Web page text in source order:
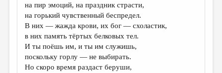
ВКОНТАКТЕ
на пир эмоций, на праздник страсти,
на горький чувственный беспредел.
В них — жажда крови, их бог — схоластик,
в них память тёртых белковых тел.
И ты поёшь им, и ты им служишь,
поскольку горлу — не выбирать.
Но скоро время раздаст беруши,